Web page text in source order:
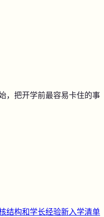
，把开学前最容易卡住的事
结构和学长经验新入学清单